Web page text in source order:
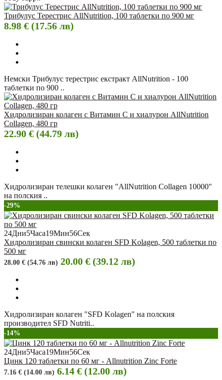
Трибулус Терестрис AllNutrition, 100 таблетки по 900 мг
8.98 € (17.56 лв)
Немски Трибулус терестрис екстракт AllNutrition - 100
таблетки по 900 ..
Хидролизиран колаген с Витамин C и хиалурон AllNutrition
Collagen, 480 гр
22.90 € (44.79 лв)
Хидролизиран телешки колаген "AllNutrition Collagen 10000"
на полския ..
-29%
24Дни5Часа19Мин55Сек
Хидролизиран свински колаген SFD Kolagen, 500 таблетки по
500 мг
28.00 € (54.76 лв) 20.00 € (39.12 лв)
Хидролизиран колаген "SFD Kolagen" на полския
производител SFD Nutriti..
-14%
24Дни5Часа19Мин55Сек
Цинк 120 таблетки по 60 мг - Allnutrition Zinc Forte
7.16 € (14.00 лв) 6.14 € (12.00 лв)